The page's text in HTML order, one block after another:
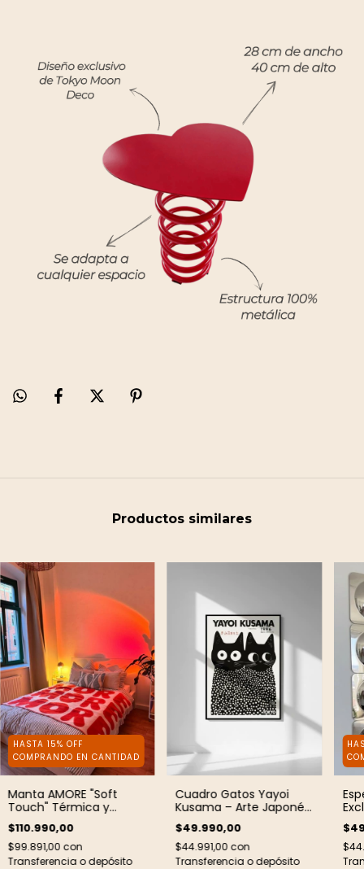
Productos similares
HASTA 15% OFF
COMPRANDO EN CANTIDAD
Manta AMORE "Soft
Touch" Térmica y
Liviana
$110.990,00
$99.891,00 con
Transferencia o depósito
Cuadro Gatos Yayoi
Kusama – Arte Japonés
Moderno
$49.990,00
$44.991,00 con
Transferencia o depósito